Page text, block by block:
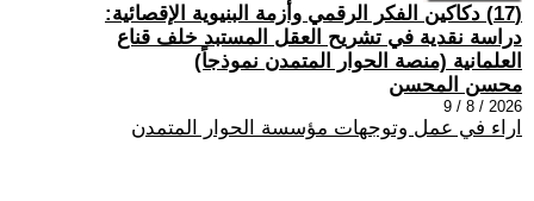
(17) دكاكين الفكر الرقمي وأزمة البنيوية الإقصائية:
دراسة نقدية في تشريح العقل المستبد خلف قناع
العلمانية (منصة الحوار المتمدن نموذجاً)
محسن المحسن
2026 / 8 / 9
اراء في عمل وتوجهات مؤسسة الحوار المتمدن